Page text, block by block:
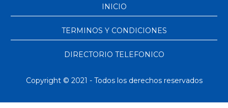
INICIO
TERMINOS Y CONDICIONES
DIRECTORIO TELEFONICO
Copyright © 2021 - Todos los derechos reservados